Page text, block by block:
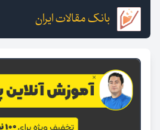
بانک مقالات ایران